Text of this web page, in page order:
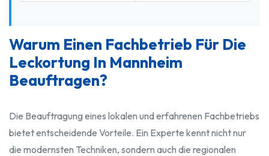
Warum Einen Fachbetrieb Für Die
Leckortung In Mannheim
Beauftragen?
Die Beauftragung eines lokalen und erfahrenen Fachbetriebs
bietet entscheidende Vorteile. Ein Experte kennt nicht nur
die modernsten Techniken, sondern auch die regionalen